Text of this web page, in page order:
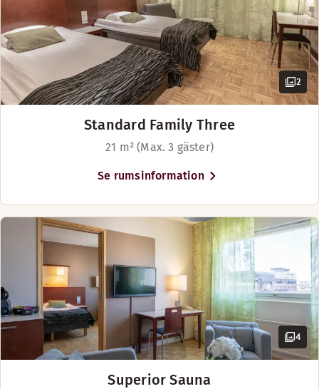
2
Standard Family Three
21 m² (Max. 3 gäster)
Se rumsinformation
4
Superior Sauna